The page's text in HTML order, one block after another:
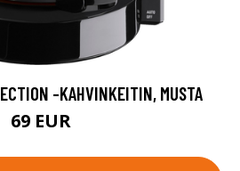
-KAHVINKEITIN, MUSTA
69 EUR